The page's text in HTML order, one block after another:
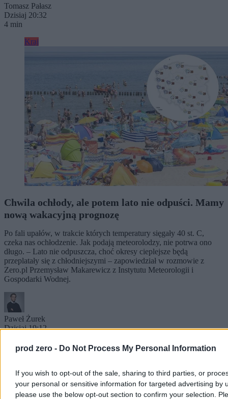
prod zero - Do Not Process My Personal Information
If you wish to opt-out of the sale, sharing to third parties, or
your personal or sensitive information for targeted advertising by
please use the below opt-out section to confirm your selection.
Tomasz Pałasz
Dzisiaj 20:32
4 min
Kraj
Chwila ochłody, ale potem lato nie odpuści. Mamy
nową wakacyjną prognozę
Po fali upałów, w trakcie których temperatury sięgały 40 st. C,
czeka nas ochłodzenie. Jak podają meteorolodzy, nie potrwa ono
długo. – Lato nie odpuszcza, choć okresy cieplejsze będą
przeplatały się z chłodniejszymi – zapowiedział w rozmowie z
Zero.pl Przemysław Makarewicz z Instytutu Meteorologii i
Gospodarki Wodnej.
Paweł Żurek
Dzisiaj 19:12
Reklama
Reklama